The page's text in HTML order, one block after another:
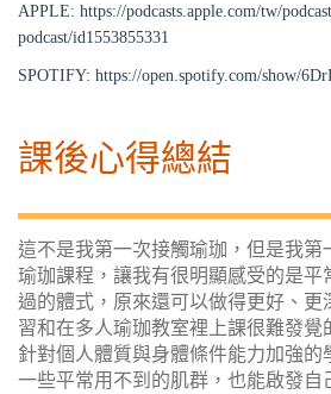
APPLE: https://podcasts.apple.com/tw/
podcast/id1553855331
SPOTIFY: https://open.spotify.com/show/
課後心得總結
這不是我第一次接觸瑜珈，但是我第
瑜珈課程，讓我有很明顯感受的是平
過的體式，原來還可以做得更好 、
習和在多人瑜珈教室裡上課很難發覺
針對個人體質與身體條件能力加強的
一些平常用不到的肌群，也能啟發自